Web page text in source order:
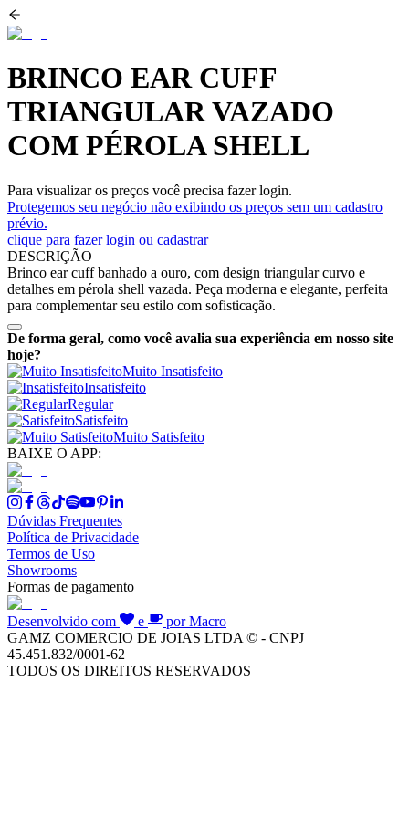
BRINCO EAR CUFF
TRIANGULAR VAZADO
COM PÉROLA SHELL
Para visualizar os preços você precisa fazer login.
Protegemos seu negócio não exibindo os preços sem um cadastro
prévio.
clique para fazer login ou cadastrar
DESCRIÇÃO
Brinco ear cuff banhado a ouro, com design triangular curvo e
detalhes em pérola shell vazada. Peça moderna e elegante, perfeita
para complementar seu estilo com sofisticação.
De forma geral, como você avalia sua experiência em nosso site
hoje?
Muito Insatisfeito
Insatisfeito
Regular
Satisfeito
Muito Satisfeito
BAIXE O APP:
Dúvidas Frequentes
Política de Privacidade
Termos de Uso
Showrooms
Formas de pagamento
Desenvolvido com e
por Macro
GAMZ COMERCIO DE JOIAS LTDA © - CNPJ
45.451.832/0001-62
TODOS OS DIREITOS RESERVADOS